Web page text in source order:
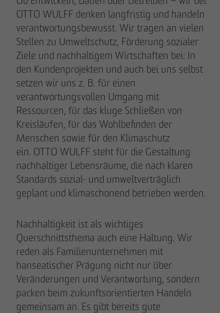
OTTO WULFF denken langfristig und handeln
verantwortungsbewusst. Wir tragen an vielen
Stellen zu Umweltschutz, Förderung sozialer
Ziele und nachhaltigem Wirtschaften bei: In
den Kundenprojekten und auch bei uns selbst
setzen wir uns z. B. für einen
verantwortungsvollen Umgang mit
Ressourcen, für das kluge Schließen von
Kreisläufen, für das Wohlbefinden der
Menschen sowie für den Klimaschutz
ein. OTTO WULFF steht für die Gestaltung
nachhaltiger Lebensräume, die nach klaren
Standards sozial- und umweltverträglich
geplant und klimaschonend betrieben werden.
Nachhaltigkeit ist als wichtiges
Querschnittsthema auch eine Haltung. Wir
reden als Familienunternehmen mit
hanseatischer Prägung nicht nur über
Veränderungen und Verantwortung, sondern
packen beim zukunftsorientierten Handeln
gemeinsam an. Es gibt bereits gute